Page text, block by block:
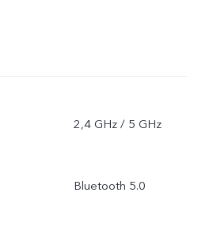
2,4 GHz / 5 GHz
Bluetooth 5.0